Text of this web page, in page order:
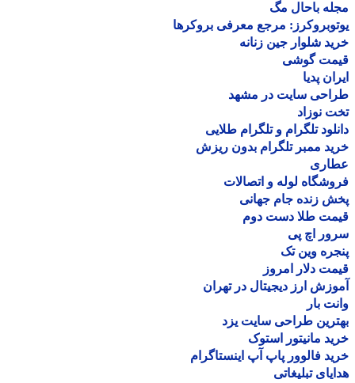
باحال مگ
مرجع معرفی بروکرها
شلوار جین زنانه
گوشی
پدیا
سایت در مشهد
نوزاد
تلگرام و تلگرام طلایی
ممبر تلگرام بدون ریزش
لوله و اتصالات
زنده جام جهانی
طلا دست دوم
اچ پی
وین تک
دلار امروز
ارز دیجیتال در تهران
بار
طراحی سایت یزد
مانیتور استوک
فالوور پاپ آپ اینستاگرام
تبلیغاتی